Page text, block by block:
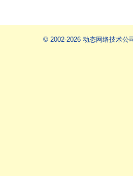
© 2002-2026 动态网络技术公